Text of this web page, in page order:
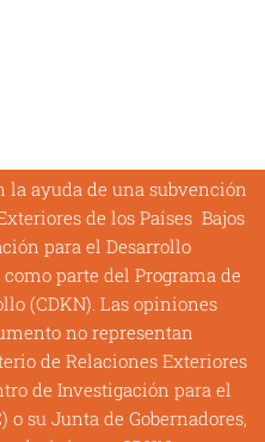
la ayuda de una subvención
de los Países Bajos
para el Desarrollo
parte del Programa de
(CDKN). Las opiniones
no representan
de Relaciones Exteriores
de Investigación para el
su Junta de Gobernadores,